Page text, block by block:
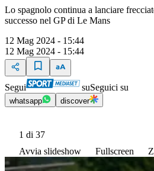
Lo spagnolo continua a lanciare
successo nel GP di Le Mans
12 Mag 2024 - 15:44
12 Mag 2024 - 15:44
Segui suSeguici su
whatsapp discover
1 di 37
Avvia slideshow
Fullscreen